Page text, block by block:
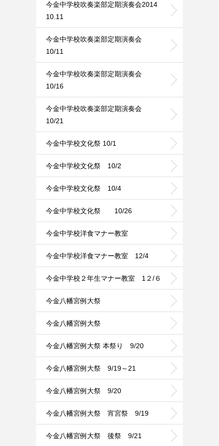
今金中学校吹奏楽部定期演奏会2014
10.11
今金中学校吹奏楽部定期演奏会
10/11
今金中学校吹奏楽部定期演奏会
10/16
今金中学校吹奏楽部定期演奏会
10/21
今金中学校文化祭 10/1
今金中学校文化祭 10/2
今金中学校文化祭 10/4
今金中学校文化祭 10/26
今金中学校洋食マナー教室
今金中学校洋食マナー教室 12/4
今金中学校２年生マナー教室 1２/６
今金八幡宮例大祭
今金八幡宮例大祭
今金八幡宮例大祭 本祭り 9/20
今金八幡宮例大祭 9/19～21
今金八幡宮例大祭 9/20
今金八幡宮例大祭 宵宮祭 9/19
今金八幡宮例大祭 後祭 9/21